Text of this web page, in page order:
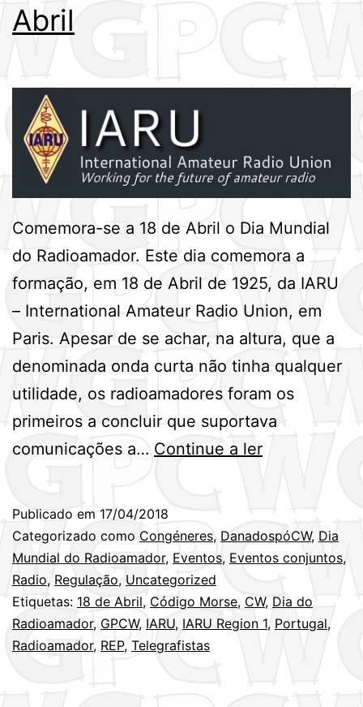
Abril
Comemora-se a 18 de Abril o Dia Mundial
do Radioamador. Este dia comemora a
formação, em 18 de Abril de 1925, da IARU
– International Amateur Radio Union, em
Paris. Apesar de se achar, na altura, que a
denominada onda curta não tinha qualquer
utilidade, os radioamadores foram os
primeiros a concluir que suportava
comunicações a… Continue a lerDia
Radioamador
–
de
Publicado em 17/04/2018
Categorizado como Congéneres, DanadospóCW, Dia
Mundial do Radioamador, Eventos, Eventos conjuntos,
Radio, Regulação, Uncategorized
Etiquetas: 18 de Abril, Código Morse, CW, Dia do
Radioamador, GPCW, IARU, IARU Region 1, Portugal,
Radioamador, REP, Telegrafistas